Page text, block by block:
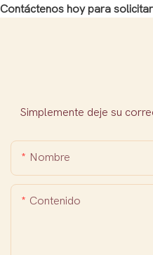
Contáctenos hoy para
Simplemente deje su
Nombre
Contenido